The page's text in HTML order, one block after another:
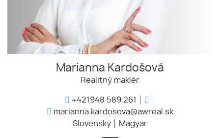
Marianna Kardošová
Realitný maklér
+421948 589 261
marianna.kardosova@awreal.sk
Slovensky
Magyar